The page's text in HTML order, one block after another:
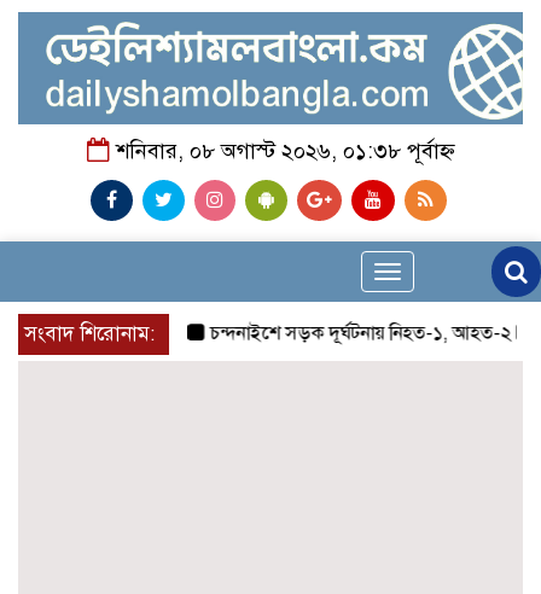
শনিবার, ০৮ অগাস্ট ২০২৬, ০১:৩৮ পূর্বাহ্ন
Toggle
navigation
সংবাদ শিরোনাম:
চন্দনাইশে সড়ক দূর্ঘটনায় নিহত-১, আহত-২